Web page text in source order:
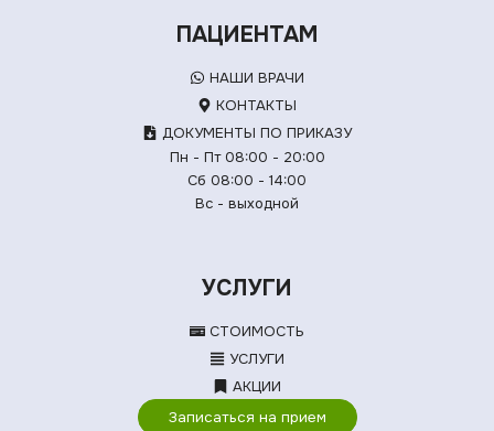
ПАЦИЕНТАМ
НАШИ ВРАЧИ
КОНТАКТЫ
ДОКУМЕНТЫ ПО ПРИКАЗУ
Пн - Пт 08:00 - 20:00
Сб 08:00 - 14:00
Вс - выходной
УСЛУГИ
СТОИМОСТЬ
УСЛУГИ
АКЦИИ
Записаться на прием